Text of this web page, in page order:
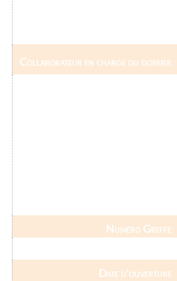
Collaborateur en charge du dossier
Numéro Greffe
Date d'ouverture